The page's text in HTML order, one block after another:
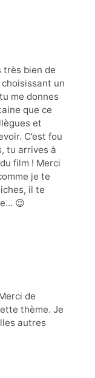
très bien de
un
me donnes
que ce
et
C’est fou
tu arrives à
film ! Merci
je te
il te
😉
de
thème. Je
autres